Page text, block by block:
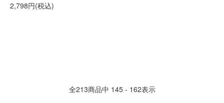
2,798円(税込)
全213商品中 145 - 162表示